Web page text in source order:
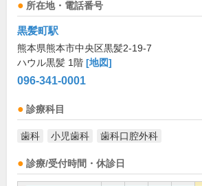
所在地・電話番号
黒髪町駅
熊本県熊本市中央区黒髪2-19-7
ハウル黒髪 1階 [地図]
096-341-0001
診療科目
歯科 小児歯科 歯科口腔外科
診療/受付時間・休診日